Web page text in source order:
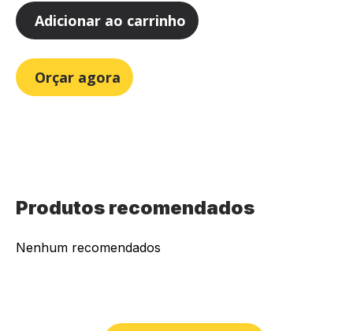
Adicionar ao carrinho
Orçar agora
Produtos recomendados
Nenhum recomendados